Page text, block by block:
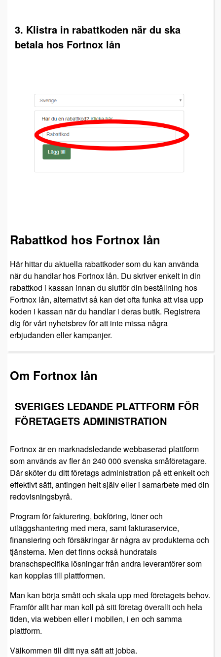
3. Klistra in rabattkoden när du ska
betala hos Fortnox lån
Rabattkod hos Fortnox lån
Här hittar du aktuella rabattkoder som du kan använda
när du handlar hos Fortnox lån. Du skriver enkelt in din
rabattkod i kassan innan du slutför din beställning hos
Fortnox lån, alternativt så kan det ofta funka att visa upp
koden i kassan när du handlar i deras butik. Registrera
dig för vårt nyhetsbrev för att inte missa några
erbjudanden eller kampanjer.
Om Fortnox lån
SVERIGES LEDANDE PLATTFORM FÖR
FÖRETAGETS ADMINISTRATION
Fortnox är en marknadsledande webbaserad plattform
som används av fler än 240 000 svenska småföretagare.
Där sköter du ditt företags administration på ett enkelt och
effektivt sätt, antingen helt själv eller i samarbete med din
redovisningsbyrå.
Program för fakturering, bokföring, löner och
utläggshantering med mera, samt fakturaservice,
finansiering och försäkringar är några av produkterna och
tjänsterna. Men det finns också hundratals
branschspecifika lösningar från andra leverantörer som
kan kopplas till plattformen.
Man kan börja smått och skala upp med företagets behov.
Framför allt har man koll på sitt företag överallt och hela
tiden, via webben eller i mobilen, i en och samma
plattform.
Välkommen till ditt nya sätt att jobba.